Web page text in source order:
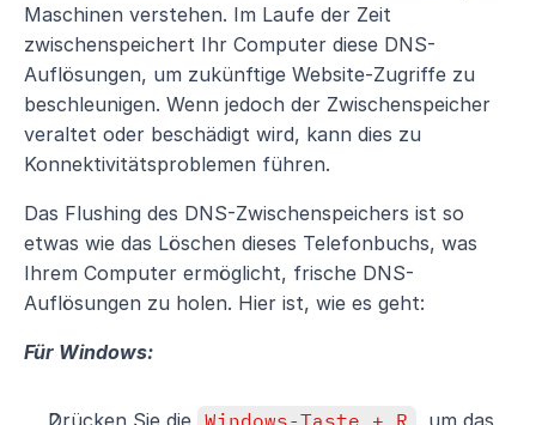
Maschinen verstehen. Im Laufe der Zeit
zwischenspeichert Ihr Computer diese DNS-
Auflösungen, um zukünftige Website-Zugriffe zu
beschleunigen. Wenn jedoch der Zwischenspeicher
veraltet oder beschädigt wird, kann dies zu
Konnektivitätsproblemen führen.
Das Flushing des DNS-Zwischenspeichers ist so
etwas wie das Löschen dieses Telefonbuchs, was
Ihrem Computer ermöglicht, frische DNS-
Auflösungen zu holen. Hier ist, wie es geht:
Für Windows:
Drücken Sie die Windows-Taste + R , um das